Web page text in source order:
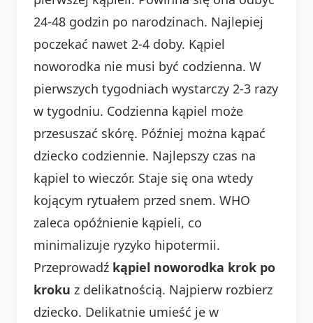
24-48 godzin po narodzinach. Najlepiej
poczekać nawet 2-4 doby. Kąpiel
noworodka nie musi być codzienna. W
pierwszych tygodniach wystarczy 2-3 razy
w tygodniu. Codzienna kąpiel może
przesuszać skórę. Później można kąpać
dziecko codziennie. Najlepszy czas na
kąpiel to wieczór. Staje się ona wtedy
kojącym rytuałem przed snem. WHO
zaleca opóźnienie kąpieli, co
minimalizuje ryzyko hipotermii.
Przeprowadź kąpiel noworodka krok po
kroku z delikatnością. Najpierw rozbierz
dziecko. Delikatnie umieść je w